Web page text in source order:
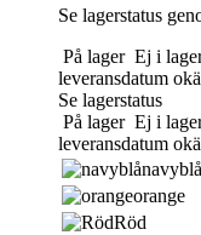
Se lagerstatus
På lager Ej i
leveransdatum
Se lagerstatus
På lager Ej i
leveransdatum
navyblå
orange
Röd